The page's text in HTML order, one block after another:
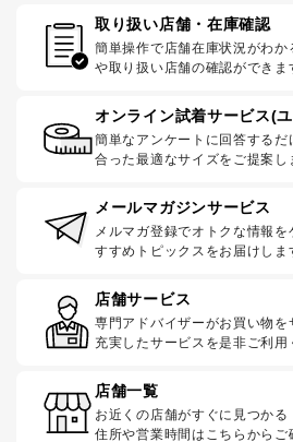
取り扱い店舗・在庫確認
簡単操作で店舗在庫状況がわ
や取り扱い店舗の確認ができま
オンライン試着サービス(
簡単なアンケートに回答するだ
合った最適なサイズをご提案し
メールマガジンサービス
メルマガ登録でオトクな情報
すすめトピックスをお届けしま
店舗サービス
専門アドバイザーがお買い物を
充実したサービスを是非ご利用
店舗一覧
お近くの店舗がすぐに見つかる
住所や営業時間はこちらからご